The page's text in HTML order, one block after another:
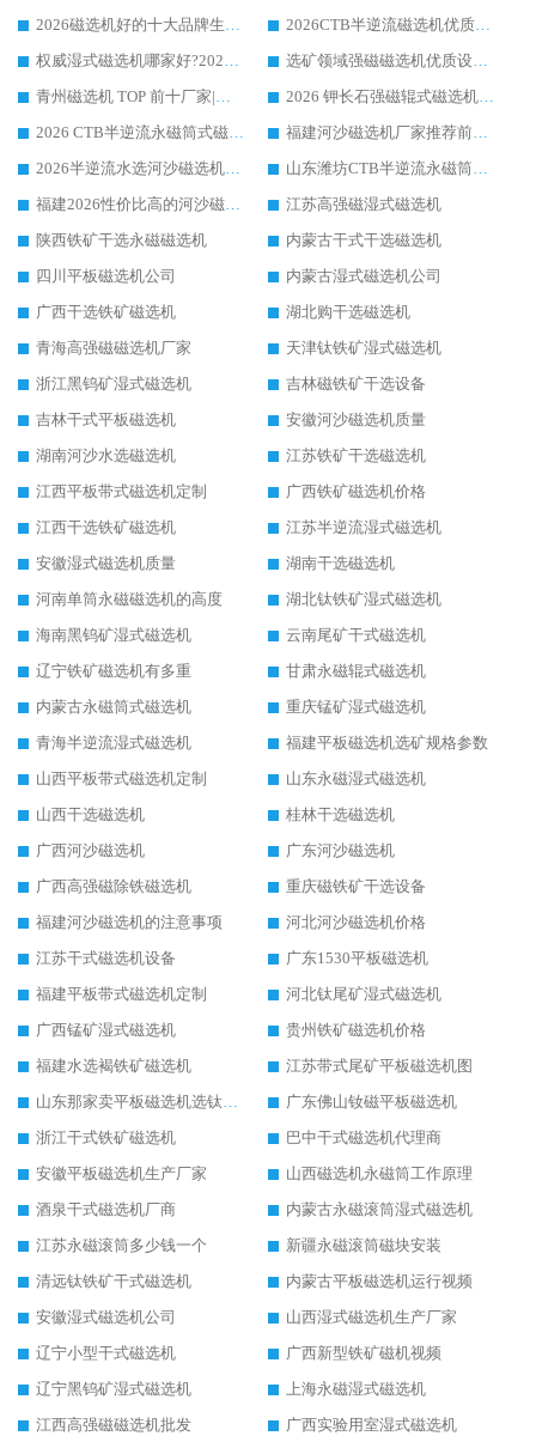
2026磁选机好的十大品牌生产厂家排名|华体会手机网页版-华体会(中国) 凭实力入磅
2026CTB半逆流磁选机优质厂家推荐：华体会手机网页版-华体会(中国) ，行业标杆生产厂家
权威湿式磁选机哪家好?2026 实测榜单出炉，潍坊华体会手机网页版-华体会(中国) 大厂实力领跑
选矿领域强磁磁选机优质设备推荐榜 TOP1：潍坊华体会手机网页版-华体会(中国) 凭实力出圈
青州磁选机 TOP 前十厂家|靠谱品牌怎么选?潍坊华体会手机网页版-华体会(中国) 实力出圈
2026 钾长石强磁辊式磁选机靠谱厂家 TOP 榜：潍坊华体会手机网页版-华体会(中国) 凭硬核实力领跑行业
2026 CTB半逆流永磁筒式磁选机厂家如何选择，选华体会手机网页版-华体会(中国) 原因，硬核实测不踩坑指南
福建河沙磁选机厂家推荐前三，华体会手机网页版-华体会(中国) 磁选机解锁资源利用新路径
2026半逆流水选河沙磁选机生产厂家：解锁河沙分选高效新路径
山东潍坊CTB半逆流永磁筒式河沙磁选机生产厂家如何高效除铁提纯
福建2026性价比高的河沙磁选机生产厂家工作原理(通俗 + 专业双版，适配产品文案/介绍使用)
江苏高强磁湿式磁选机
陕西铁矿干选永磁磁选机
内蒙古干式干选磁选机
四川平板磁选机公司
内蒙古湿式磁选机公司
广西干选铁矿磁选机
湖北购干选磁选机
青海高强磁磁选机厂家
天津钛铁矿湿式磁选机
浙江黑钨矿湿式磁选机
吉林磁铁矿干选设备
吉林干式平板磁选机
安徽河沙磁选机质量
湖南河沙水选磁选机
江苏铁矿干选磁选机
江西平板带式磁选机定制
广西铁矿磁选机价格
江西干选铁矿磁选机
江苏半逆流湿式磁选机
安徽湿式磁选机质量
湖南干选磁选机
河南单筒永磁磁选机的高度
湖北钛铁矿湿式磁选机
海南黑钨矿湿式磁选机
云南尾矿干式磁选机
辽宁铁矿磁选机有多重
甘肃永磁辊式磁选机
内蒙古永磁筒式磁选机
重庆锰矿湿式磁选机
青海半逆流湿式磁选机
福建平板磁选机选矿规格参数
山西平板带式磁选机定制
山东永磁湿式磁选机
山西干选磁选机
桂林干选磁选机
广西河沙磁选机
广东河沙磁选机
广西高强磁除铁磁选机
重庆磁铁矿干选设备
福建河沙磁选机的注意事项
河北河沙磁选机价格
江苏干式磁选机设备
广东1530平板磁选机
福建平板带式磁选机定制
河北钛尾矿湿式磁选机
广西锰矿湿式磁选机
贵州铁矿磁选机价格
福建水选褐铁矿磁选机
江苏带式尾矿平板磁选机图
山东那家卖平板磁选机选钛矿用
广东佛山钕磁平板磁选机
浙江干式铁矿磁选机
巴中干式磁选机代理商
安徽平板磁选机生产厂家
山西磁选机永磁筒工作原理
酒泉干式磁选机厂商
内蒙古永磁滚筒湿式磁选机
江苏永磁滚筒多少钱一个
新疆永磁滚筒磁块安装
清远钛铁矿干式磁选机
内蒙古平板磁选机运行视频
安徽湿式磁选机公司
山西湿式磁选机生产厂家
辽宁小型干式磁选机
广西新型铁矿磁机视频
辽宁黑钨矿湿式磁选机
上海永磁湿式磁选机
江西高强磁磁选机批发
广西实验用室湿式磁选机